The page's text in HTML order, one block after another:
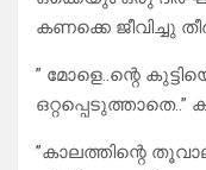
കണക്കെ ജീവിച്ചു
” മോളെ..ന്റെ
”കാലത്തിന്റെ